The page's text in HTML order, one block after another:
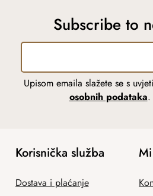
Subscribe to
Upisom emaila slažete se s
osobnih podataka.
Korisnička služba
Dostava i plaćanje